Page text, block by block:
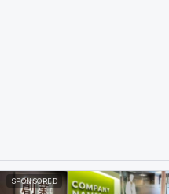
Privacy Policy|
SPONSORED